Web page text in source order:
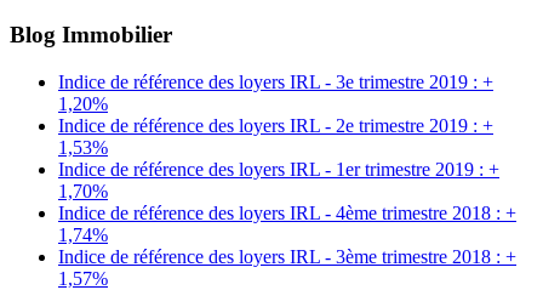
Blog Immobilier
Indice de référence des loyers IRL - 3e trimestre 2019 : +
1,20%
Indice de référence des loyers IRL - 2e trimestre 2019 : +
1,53%
Indice de référence des loyers IRL - 1er trimestre 2019 : +
1,70%
Indice de référence des loyers IRL - 4ème trimestre 2018 : +
1,74%
Indice de référence des loyers IRL - 3ème trimestre 2018 : +
1,57%